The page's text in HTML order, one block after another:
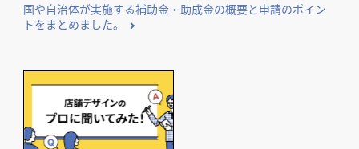
国や自治体が実施する補助金・助成金の概要と申請のポイン
トをまとめました。